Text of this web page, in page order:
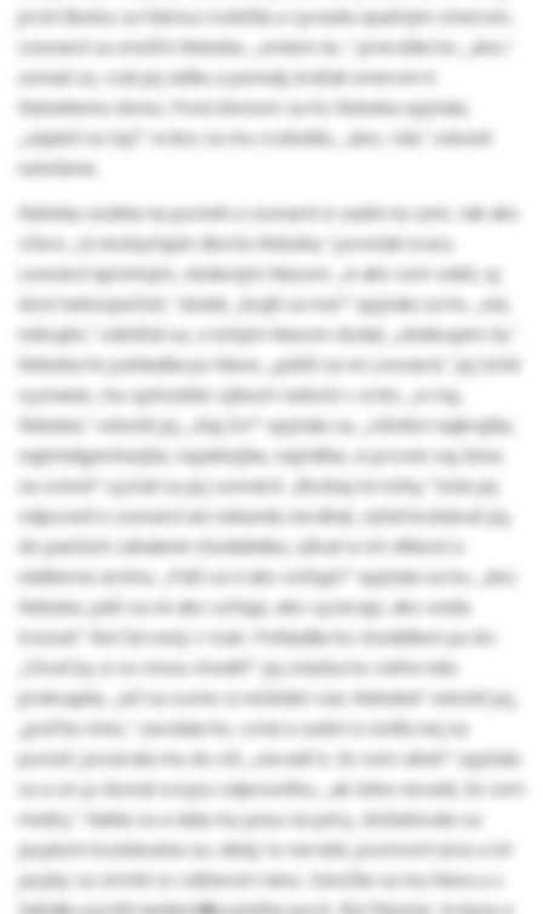
pred školou sa Klarisa rozlúčila a vyrazila opačným smerom,
Leonard sa otočil k Rebeke, „smiem ťa...“ prerušila ho, „áno,“
usmial sa, vzal jej tašku a pomaly kráčali smerom k
Rebekinmu domu. Pred domom sa ho Rebeka opýtala,
„zájdeš na čaj?“ srdce sa mu rozbúšilo, „áno, rád,“ odvetil
natešene.
Rebeka sedela na posteli a Leonard si sadol na zem, tak ako
včera. „Si neobyčajné dievča Rebeka,“ povedal zrazu
Leonard úprimným, obdivným hlasom. „A ako som videl, aj
dosť nebezpečné,“ dodal, „bojíš sa ma?“ opýtala sa ho, „nie,
nebojím,“ odmlčal sa, a tichým hlasom dodal, „obdivujem ťa,“
Rebeka ho pohladila po hlave, „páčiš sa mi Leonard,“ jej tiché
vyznanie, mu spôsobilo výbuch radosti v srdci, „si naj,
Rebeka,“ odvetil jej. „Naj čo?“ opýtala sa, „všetko! najkrajšia,
najinteligentnejšia, najsilnejšia, najmilšia, si proste naj žena
na svete!“ vyznal sa jej Leonard. „Bozkaj mi nohy,“ bola jej
odpoveď a Leonard ani sekundu neváhal, začal bozkávať jej,
do pančúch zahalené chodidielka, užíval si ich vlhkosť a
nádhernú arómu. „Páči sa ti ako voňajú?“ opýtala sa ho, „áno
Rebeka, páči sa mi ako voňajú, ako vyzerajú, ako vedia
trestať.“ Bol červený v tvári. Pohladila ho chodidlom po líci.
„Chcel by si so mnou chodiť?“ jej otázka ho veľmi milo
prekvapila, „nič na svete si neželám viac Rebeka!“ odvetil jej,
„poď ku mne,“ zavolala ho, vstal a sadol si vedľa nej na
posteľ, pozerala mu do očí, „nevadí ti, že som silná?“ opýtala
sa a on ju dostal svojou odpoveďou, „ak tebe nevadí, že som
múdry.“ Nahla sa a dala mu pusu na pery, dožadovala sa
jazykom bozkávania sa, nikdy to nerobil, pootvoril ústa a ich
jazyky sa stretli vo vášnivom tanci. Zatočila sa mu hlava a v